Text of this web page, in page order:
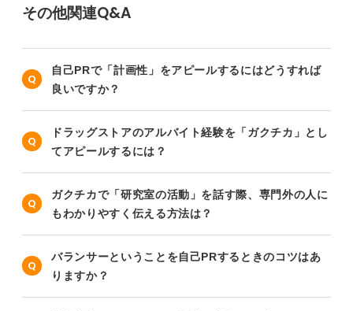
その他関連Q&A
自己PRで「計画性」をアピールするにはどうすれば
良いですか？
ドラッグストアのアルバイト経験を「ガクチカ」とし
てアピールするには？
ガクチカで「研究室の活動」を話す際、専門外の人に
もわかりやすく伝える方法は？
バランサーということを自己PRするときのコツはあ
りますか？